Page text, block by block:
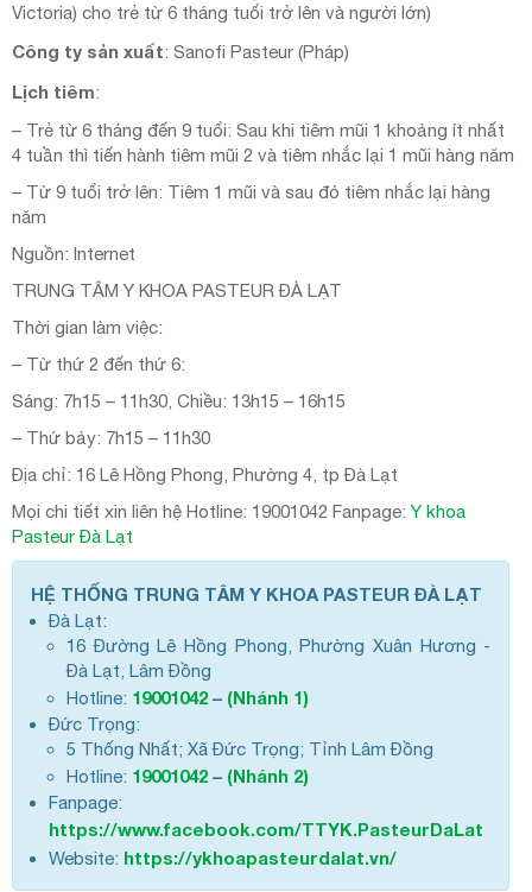
Victoria) cho trẻ từ 6 tháng tuổi trở lên và người lớn)
Công ty sản xuất: Sanofi Pasteur (Pháp)
Lịch tiêm:
– Trẻ từ 6 tháng đến 9 tuổi: Sau khi tiêm mũi 1 khoảng ít nhất
4 tuần thì tiến hành tiêm mũi 2 và tiêm nhắc lại 1 mũi hàng năm
– Từ 9 tuổi trở lên: Tiêm 1 mũi và sau đó tiêm nhắc lại hàng
năm
Nguồn: Internet
TRUNG TÂM Y KHOA PASTEUR ĐÀ LẠT
Thời gian làm việc:
– Từ thứ 2 đến thứ 6:
Sáng: 7h15 – 11h30, Chiều: 13h15 – 16h15
– Thứ bảy: 7h15 – 11h30
Địa chỉ: 16 Lê Hồng Phong, Phường 4, tp Đà Lạt
Mọi chi tiết xin liên hệ Hotline: 19001042 Fanpage:Y khoa
Pasteur Đà Lạt
HỆ THỐNG TRUNG TÂM Y KHOA PASTEUR ĐÀ LẠT
Đà Lạt:
16 Đường Lê Hồng Phong, Phường Xuân Hương -
Đà Lạt, Lâm Đồng
Hotline: 19001042 – (Nhánh 1)
Đức Trọng:
5 Thống Nhất; Xã Đức Trọng; Tỉnh Lâm Đồng
Hotline: 19001042 – (Nhánh 2)
Fanpage:
https://www.facebook.com/TTYK.PasteurDaLat
Website: https://ykhoapasteurdalat.vn/